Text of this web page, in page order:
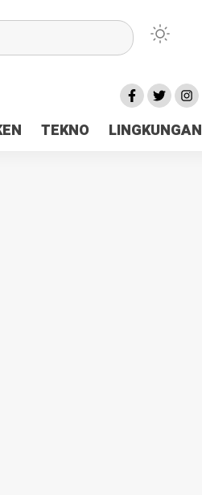
TEKNO LINGKUNGAN
Tanah Papua
Rp23 Miliar Disorot